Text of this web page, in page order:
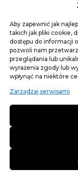
Aby zapewnić jak
takich jak pliki cookie,
dostępu do informacji
pozwoli nam
przeglądania lub
wyrażenia zgody lub
wpłynąć na niektóre
Zarządzaj serwisami
Dysze statyczne
Studzienki
Linie kroplujące
Złączki
Artykuły
Agrotkaniny
Trawa - nasiona
Nawozy
Szpilki, kotwy,
Obrzeża
Polityka prywatności